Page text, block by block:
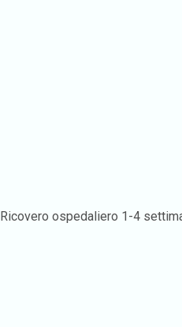
Ricovero ospedaliero 1-4